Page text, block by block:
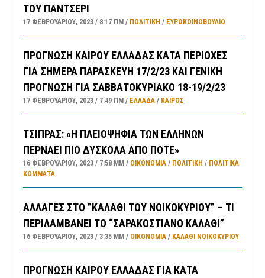
ΤΟΥ ΠΑΝΤΣΕΡΙ
17 ΦΕΒΡΟΥΑΡΊΟΥ, 2023 8:17 ΠΜ ΠΟΛΙΤΙΚΗ / ΕΥΡΩΚΟΙΝΟΒΟΥΛΙΟ
ΠΡΟΓΝΩΣΗ ΚΑΙΡΟΥ ΕΛΛΑΔΑΣ ΚΑΤΑ ΠΕΡΙΟΧΕΣ
ΓΙΑ ΣΗΜΕΡΑ ΠΑΡΑΣΚΕΥΗ 17/2/23 ΚΑΙ ΓΕΝΙΚΗ
ΠΡΟΓΝΩΣΗ ΓΙΑ ΣΑΒΒΑΤΟΚΥΡΙΑΚΟ 18-19/2/23
17 ΦΕΒΡΟΥΑΡΊΟΥ, 2023 7:49 ΠΜ ΕΛΛΑΔA/ ΚΑΙΡΌΣ
ΤΣΙΠΡΑΣ: «Η ΠΛΕΙΟΨΗΦΙΑ ΤΩΝ ΕΛΛΗΝΩΝ
ΠΕΡΝΑΕΙ ΠΙΟ ΔΥΣΚΟΛΑ ΑΠΟ ΠΟΤΕ»
16 ΦΕΒΡΟΥΑΡΊΟΥ, 2023 7:58 ΜΜ ΟΙΚΟΝΟΜΙΑ/ ΠΟΛΙΤΙΚΗ / ΠΟΛΙΤΙΚΆ
ΚΌΜΜΑΤΑ
ΑΛΛΑΓΕΣ ΣΤΟ ”ΚΑΛΑΘΙ ΤΟΥ ΝΟΙΚΟΚΥΡΙΟΥ” – ΤΙ
ΠΕΡΙΛΑΜΒΑΝΕΙ ΤΟ “ΣΑΡΑΚΟΣΤΙΑΝΟ ΚΑΛΑΘΙ”
16 ΦΕΒΡΟΥΑΡΊΟΥ, 2023 3:35 ΜΜ ΟΙΚΟΝΟΜΙΑ/ ΚΑΛΑΘΙ ΝΟΙΚΟΚΥΡΙΟΥ
ΠΡΟΓΝΩΣΗ ΚΑΙΡΟΥ ΕΛΛΑΔΑΣ ΓΙΑ ΚΑΤΑ